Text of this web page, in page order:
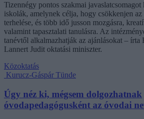
Tizennégy pontos szakmai javaslatcsomagot
iskolák, amelynek célja, hogy csökkenjen az
terhelése, és több idő jusson mozgásra,
valamint tapasztalati tanulásra. Az
tanévtől alkalmazhatják az ajánlásokat – írta
Lannert Judit oktatási miniszter.
Közoktatás
Kurucz-Gáspár Tünde
Úgy néz ki, mégsem dolgozhatnak
óvodapedagógusként az óvodai